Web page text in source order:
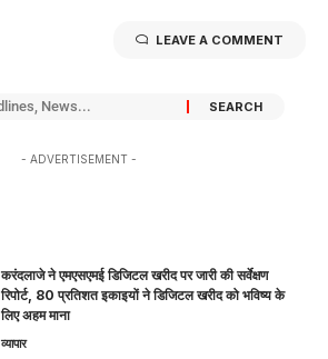
LEAVE A COMMENT
- ADVERTISEMENT -
करंदलाजे ने एमएसएमई डिजिटल खरीद पर जारी की सर्वेक्षण
रिपोर्ट, 80 प्रतिशत इकाइयों ने डिजिटल खरीद को भविष्य के
लिए अहम माना
व्यापार